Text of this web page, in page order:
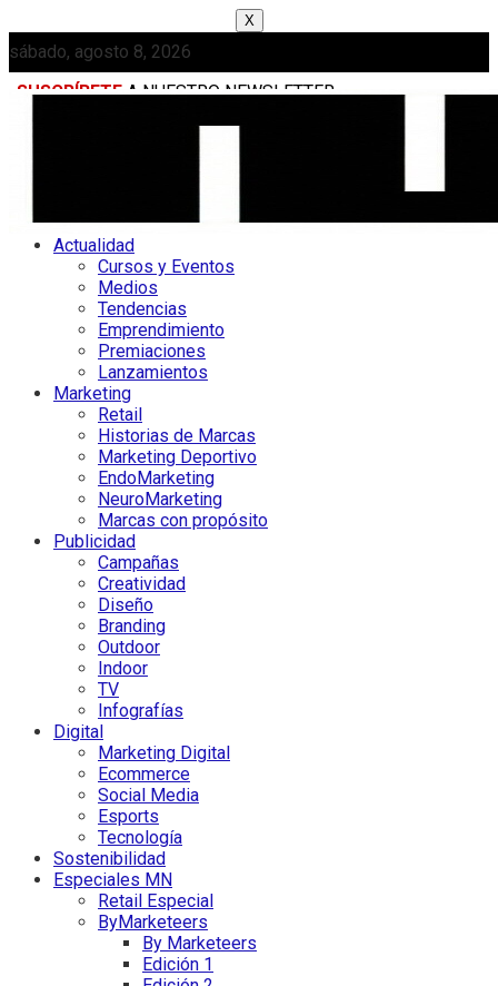
X
sábado, agosto 8, 2026
SUSCRÍBETE A NUESTRO NEWSLETTER
Actualidad
Cursos y Eventos
Medios
Tendencias
Emprendimiento
Premiaciones
Lanzamientos
Marketing
Retail
Historias de Marcas
Marketing Deportivo
EndoMarketing
NeuroMarketing
Marcas con propósito
Publicidad
Campañas
Creatividad
Diseño
Branding
Outdoor
Indoor
TV
Infografías
Digital
Marketing Digital
Ecommerce
Social Media
Esports
Tecnología
Sostenibilidad
Especiales MN
Retail Especial
ByMarketeers
By Marketeers
Edición 1